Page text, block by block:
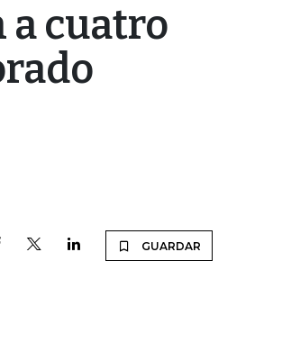
a cuatro
GUARDAR